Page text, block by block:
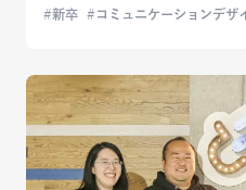
新卒 コミュニケーションデザ